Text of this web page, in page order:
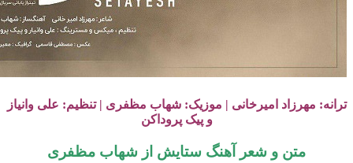
امیرخانی | موزیک: شهاب مظفری | تنظیم: علی وانیاز
و پیک پروداکن
متن و شعر آهنگ ستایش از شهاب مظفری